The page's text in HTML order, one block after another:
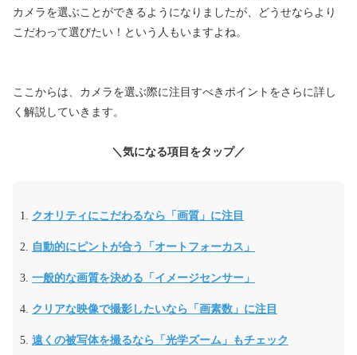
カメラを選ぶことができるようになりましたが、どうせならより
こだわって選びたい！という人もいますよね。
ここからは、カメラを選ぶ際に注目すべきポイントをさらに詳し
く解説していきます。
＼気になる項目をタップ／
クオリティにこだわるなら「画質」に注目
自動的にピントが合う「オートフォーカス」
一般的な画質を決める「イメージセンサー」
クリアな映像で撮影したいなら「画素数」に注目
遠くの被写体を撮るなら「光学ズーム」もチェック